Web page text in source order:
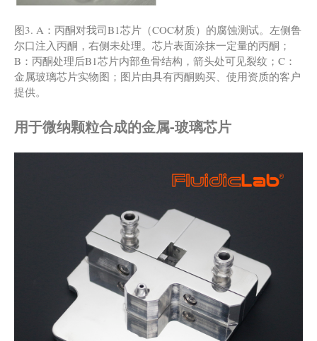
图3. A：丙酮对我司B1芯片（COC材质）的腐蚀测试。左侧鲁
尔口注入丙酮，右侧未处理。芯片表面涂抹一定量的丙酮；
B：丙酮处理后B1芯片内部鱼骨结构，箭头处可见裂纹；C：
金属玻璃芯片实物图；图片由具有丙酮购买、使用资质的客户
提供。
用于微纳颗粒合成的金属-玻璃芯片